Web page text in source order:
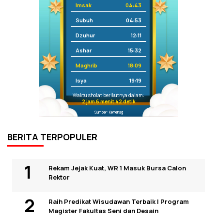
Imsak 04:43
Subuh 04:53
Dzuhur 12:11
Ashar 15:32
Maghrib 18:09
Isya 19:19
Waktu sholat berikutnya dalam:
2 jam 6 menit 42 detik
Sumber: Kemenag
BERITA TERPOPULER
Rekam Jejak Kuat, WR 1 Masuk Bursa Calon
Rektor
Raih Predikat Wisudawan Terbaik I Program
Magister Fakultas Seni dan Desain